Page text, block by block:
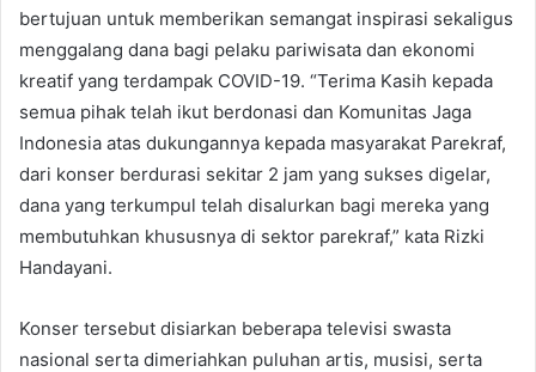
bertujuan untuk memberikan semangat inspirasi sekaligus
menggalang dana bagi pelaku pariwisata dan ekonomi
kreatif yang terdampak COVID-19. “Terima Kasih kepada
semua pihak telah ikut berdonasi dan Komunitas Jaga
Indonesia atas dukungannya kepada masyarakat Parekraf,
dari konser berdurasi sekitar 2 jam yang sukses digelar,
dana yang terkumpul telah disalurkan bagi mereka yang
membutuhkan khususnya di sektor parekraf,” kata Rizki
Handayani.
Konser tersebut disiarkan beberapa televisi swasta
nasional serta dimeriahkan puluhan artis, musisi, serta